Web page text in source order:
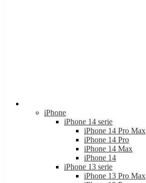
iPhone
iPhone 14 serie
iPhone 14 Pro Max
iPhone 14 Pro
iPhone 14 Max
iPhone 14
iPhone 13 serie
iPhone 13 Pro Max